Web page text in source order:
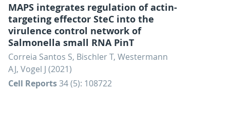
MAPS integrates regulation of actin-
targeting effector SteC into the
virulence control network of
Salmonella small RNA PinT
Correia Santos S, Bischler T, Westermann
AJ, Vogel J (2021)
Cell Reports34 (5): 108722